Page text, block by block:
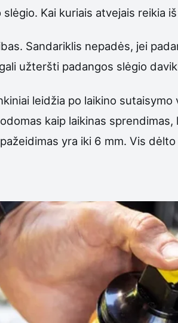
slėgio. Kai kuriais atvejais
Sandariklis nepadės, jei
užteršti padangos slėgio
leidžia po laikino
kaip laikinas
yra iki 6 mm. Vis